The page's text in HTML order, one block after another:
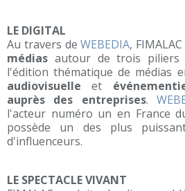
LE DIGITAL
Au travers deWEBEDIA,
médias autour de trois
l'édition thématique de médias
audiovisuelle et
auprès des entreprises.
l'acteur numéro un en France
possède un des plus
d'influenceurs.
LE SPECTACLE VIVANT